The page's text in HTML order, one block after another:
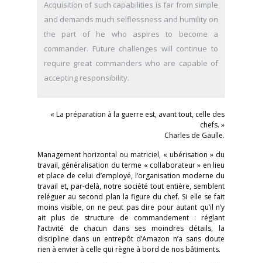
Acquisition of such capabilities is far from simple
and demands much selflessness and humility on
the part of he who aspires to become a
commander. Future challenges will continue to
require great commanders who are capable of
accepting responsibility.
« La préparation à la guerre est, avant tout, celle des
chefs. »
Charles de Gaulle.
Management horizontal ou matriciel, « ubérisation » du
travail, généralisation du terme « collaborateur » en lieu
et place de celui d’employé, l’organisation moderne du
travail et, par-delà, notre société tout entière, semblent
reléguer au second plan la figure du chef. Si elle se fait
moins visible, on ne peut pas dire pour autant qu’il n’y
ait plus de structure de commandement : réglant
l’activité de chacun dans ses moindres détails, la
discipline dans un entrepôt d’Amazon n’a sans doute
rien à envier à celle qui règne à bord de nos bâtiments.